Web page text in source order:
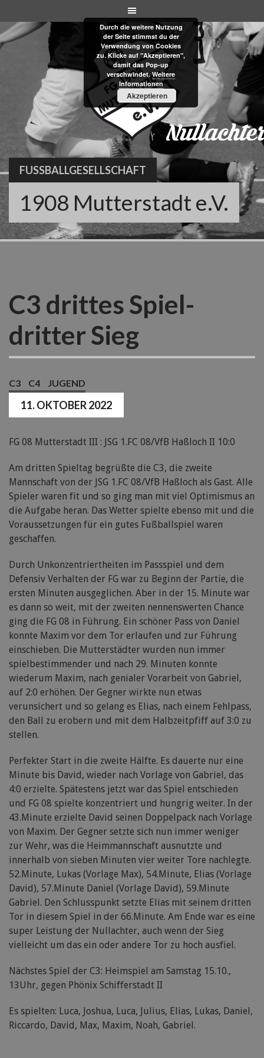
to
content
FUSSBALLGESELLSCHAFT
1908 Mutterstadt e.V.
C3 drittes Spiel-
dritter Sieg
C3 C4 JUGEND
11. OKTOBER 2022
FG 08 Mutterstadt III : JSG 1.FC 08/VfB Haßloch II 10:0
Am dritten Spieltag begrüßte die C3, die zweite
Mannschaft von der JSG 1.FC 08/VfB Haßloch als Gast. Alle
Spieler waren fit und so ging man mit viel Optimismus an
die Aufgabe heran. Das Wetter spielte ebenso mit und die
Voraussetzungen für ein gutes Fußballspiel waren
geschaffen.
Durch Unkonzentriertheiten im Passspiel und dem
Defensiv Verhalten der FG war zu Beginn der Partie, die
ersten Minuten ausgeglichen. Aber in der 15. Minute war
es dann so weit, mit der zweiten nennenswerten Chance
ging die FG 08 in Führung. Ein schöner Pass von Daniel
konnte Maxim vor dem Tor erlaufen und zur Führung
einschieben. Die Mutterstädter wurden nun immer
spielbestimmender und nach 29. Minuten konnte
wiederum Maxim, nach genialer Vorarbeit von Gabriel,
auf 2:0 erhöhen. Der Gegner wirkte nun etwas
verunsichert und so gelang es Elias, nach einem Fehlpass,
den Ball zu erobern und mit dem Halbzeitpfiff auf 3:0 zu
stellen.
Perfekter Start in die zweite Hälfte. Es dauerte nur eine
Minute bis David, wieder nach Vorlage von Gabriel, das
4:0 erzielte. Spätestens jetzt war das Spiel entschieden
und FG 08 spielte konzentriert und hungrig weiter. In der
43.Minute erzielte David seinen Doppelpack nach Vorlage
von Maxim. Der Gegner setzte sich nun immer weniger
zur Wehr, was die Heimmannschaft ausnutzte und
innerhalb von sieben Minuten vier weiter Tore nachlegte.
52.Minute, Lukas (Vorlage Max), 54.Minute, Elias (Vorlage
David), 57.Minute Daniel (Vorlage David), 59.Minute
Gabriel. Den Schlusspunkt setzte Elias mit seinem dritten
Tor in diesem Spiel in der 66.Minute. Am Ende war es eine
super Leistung der Nullachter, auch wenn der Sieg
vielleicht um das ein oder andere Tor zu hoch ausfiel.
Nächstes Spiel der C3: Heimspiel am Samstag 15.10.,
13Uhr, gegen Phönix Schifferstadt II
Es spielten: Luca, Joshua, Luca, Julius, Elias, Lukas, Daniel,
Riccardo, David, Max, Maxim, Noah, Gabriel.
Durch die weitere Nutzung
der Seite stimmst du der
Verwendung von Cookies
zu. Klicke auf "Akzeptieren",
damit das Pop-up
verschwindet.Weitere
Informationen
Akzeptieren